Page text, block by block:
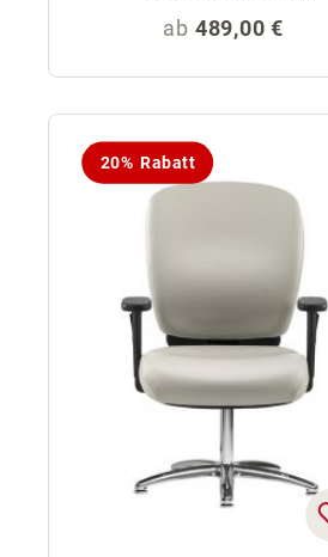
Rückenschale
Regulärer Preis:
ab 489,00 €
20% Rabatt